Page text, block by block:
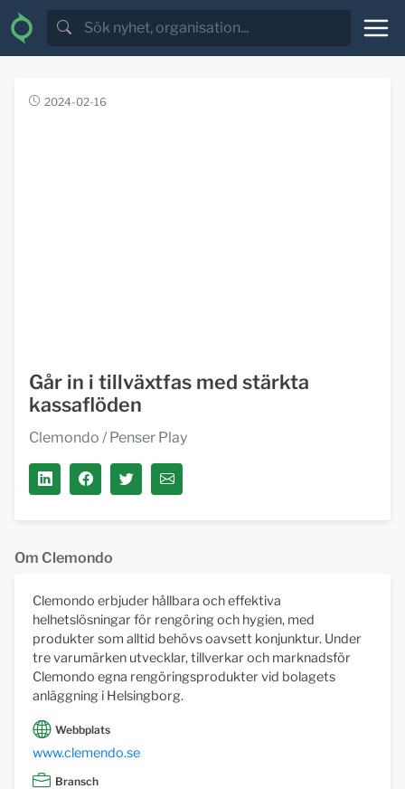
2024-02-16
Går in i tillväxtfas med stärkta
kassaflöden
Clemondo / Penser Play
Om Clemondo
Clemondo erbjuder hållbara och effektiva
helhetslösningar för rengöring och hygien, med
produkter som alltid behövs oavsett konjunktur. Under
tre varumärken utvecklar, tillverkar och marknadsför
Clemondo egna rengöringsprodukter vid bolagets
anläggning i Helsingborg.
Webbplats
www.clemendo.se
Bransch